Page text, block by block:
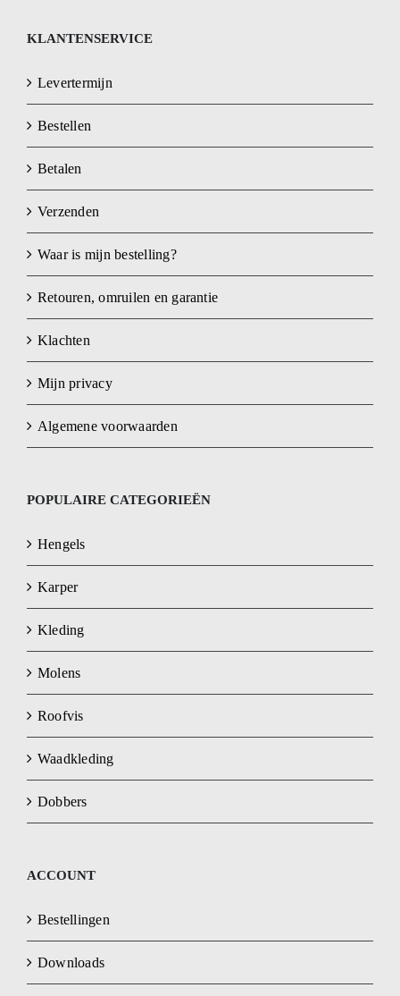
worden
de
KLANTENSERVICE
Levertermijn
Bestellen
Betalen
Verzenden
Waar is mijn bestelling?
Retouren, omruilen en garantie
Klachten
Mijn privacy
Algemene voorwaarden
POPULAIRE CATEGORIEËN
Hengels
Karper
Kleding
Molens
Roofvis
Waadkleding
Dobbers
ACCOUNT
Bestellingen
Downloads